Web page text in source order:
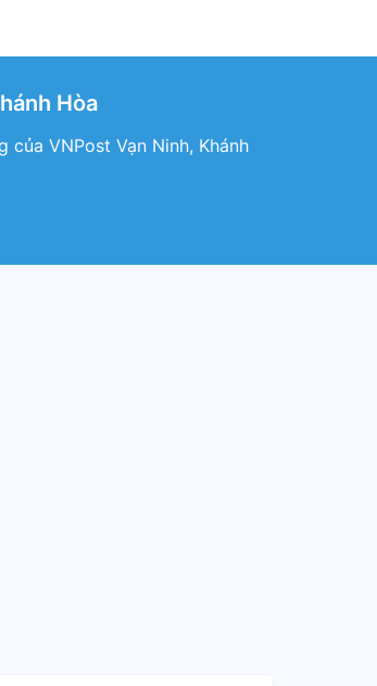
Hòa
VNPost Vạn Ninh, Khánh